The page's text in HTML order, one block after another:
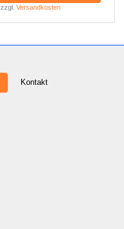
zzgl.Versandkosten
Kontakt